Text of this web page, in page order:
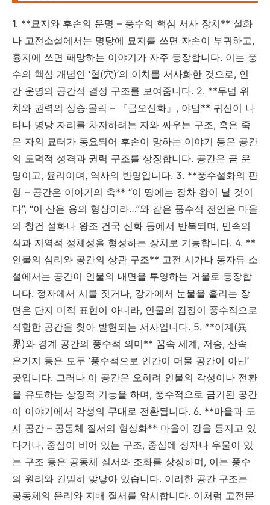
1. **묘지와 후손의 운명 – 풍수의 핵심 서사 장치** 설화
나 고전소설에서는 명당에 묘지를 쓰면 자손이 부귀하고,
흉지에 쓰면 패망하는 이야기가 자주 등장합니다. 이는 풍
수의 핵심 개념인 ‘혈(穴)’의 이치를 서사화한 것으로, 인
간 운명의 공간적 결정 구조를 보여줍니다. 2. **무덤 위
치와 권력의 상승·몰락 – 『금오신화』, 야담** 귀신이 나
타나 명당 자리를 차지하려는 자와 싸우는 구조, 혹은 죽
은 자의 묘터가 동요되어 후손이 망하는 이야기 등은 공간
의 도덕적 성격과 권력 구조를 상징합니다. 공간은 곧 운
명이고, 윤리이며, 역사의 반영입니다. 3. **풍수설화의 판
형 – 공간은 이야기의 축** “이 땅에는 장차 왕이 날 것이
다”, “이 산은 용의 형상이라…”와 같은 풍수적 전언은 마을
의 창건 설화나 왕조 건국 신화 등에서 반복되며, 민속의
식과 지역적 정체성을 형성하는 장치로 기능합니다. 4. **
인물의 심리와 공간의 상관 구조** 고전 시가나 몽자류 소
설에서는 공간이 인물의 내면을 투영하는 거울로 등장합
니다. 정자에서 시를 짓거나, 강가에서 눈물을 흘리는 장
면은 단지 미적 표현이 아니라, 인물의 감정이 풍수적으로
적합한 공간을 찾아 발현되는 서사입니다. 5. **이계(異
界)와 경계 공간의 풍수적 의미** 꿈속 세계, 저승, 산속
은거지 등은 모두 ‘풍수적으로 인간이 머물 공간이 아닌’
곳입니다. 그러나 이 공간은 오히려 인물의 각성이나 전환
을 유도하는 상징적 기능을 하며, 풍수적으로 금기된 공간
이 이야기에서 각성의 무대로 전환됩니다. 6. **마을과 도
시 공간 – 공동체 질서의 형상화** 마을이 강을 등지고 있
다거나, 중심이 비어 있는 구조, 중심에 정자나 우물이 있
는 구조 등은 공동체 질서와 조화를 상징하며, 이는 풍수
의 원리와 긴밀히 맞닿아 있습니다. 이러한 공간 구조는
공동체의 윤리와 지배 질서를 암시합니다. 이처럼 고전문